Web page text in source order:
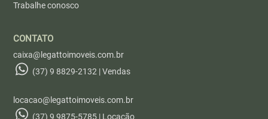
Trabalhe conosco
CONTATO
caixa@legattoimoveis.com.br
(37) 9 8829-2132 | Vendas
locacao@legattoimoveis.com.br
(37) 9 9875-5785 | Locação